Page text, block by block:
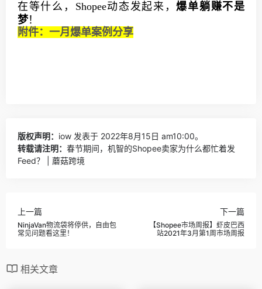
在等什么，Shopee动态发起来，爆单躺赚不是
梦！
附件：一月爆单案例分享
版权声明： iow 发表于 2022年8月15日 am10:00。
转载请注明： 春节期间，机智的Shopee卖家为什么都忙着发
Feed？ | 蘑菇跨境
上一篇
NinjaVan物流袋将停供，自由包
常见问题看这里！
下一篇
【Shopee市场周报】虾皮巴西
站2021年3月第1周市场周报
相关文章